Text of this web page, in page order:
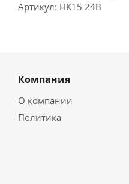
Артикул: НК15 24В
Компания
О компании
Политика